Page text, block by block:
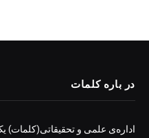
در باره کلمات
اداره‌ی علمی و